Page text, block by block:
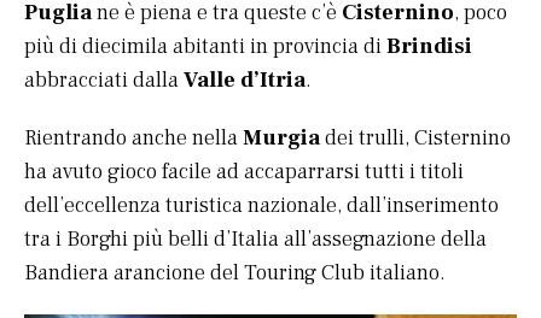
Pugliane è piena e tra queste c’è Cisternino, poco
più di diecimila abitanti in provincia diBrindisi
abbracciati dallaValle d’Itria.
Rientrando anche nellaMurgiadei trulli, Cisternino
ha avuto gioco facile ad accaparrarsi tutti i titoli
dell’eccellenza turistica nazionale, dall’inserimento
tra i Borghi più belli d’Italia all’assegnazione della
Bandiera arancione del Touring Club italiano.